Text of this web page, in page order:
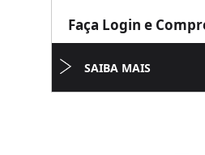
Faça Login e
SAIBA MAIS